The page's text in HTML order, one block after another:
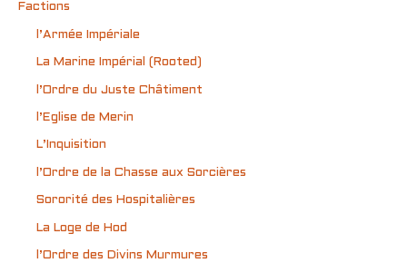
Factions
l’Armée Impériale
La Marine Impérial (Rooted)
l’Ordre du Juste Châtiment
l’Eglise de Merin
L’Inquisition
l’Ordre de la Chasse aux Sorcières
Sororité des Hospitalières
La Loge de Hod
l’Ordre des Divins Murmures